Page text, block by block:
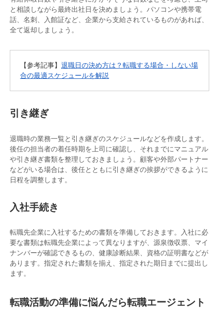
と相談しながら最終出社日を決めましょう。パソコンや携帯電
話、名刺、入館証など、企業から支給されているものがあれば、
全て返却しましょう。
【参考記事】 退職日の決め方は？転職する場合・しない場
合の最適スケジュールを解説
引き継ぎ
退職時の業務一覧と引き継ぎのスケジュールなどを作成します。
後任の担当者の着任時期を上司に確認し、それまでにマニュアル
や引き継ぎ書類を整理しておきましょう。顧客や外部パートナー
などがいる場合は、後任とともに引き継ぎの挨拶ができるように
日程を調整します。
入社手続き
転職先企業に入社するための書類を準備しておきます。入社に必
要な書類は転職先企業によって異なりますが、源泉徴収票、マイ
ナンバーが確認できるもの、健康診断結果、資格の証明書などが
あります。指定された書類を揃え、指定された期日までに提出し
ます。
転職活動の準備に悩んだら転職エージェント